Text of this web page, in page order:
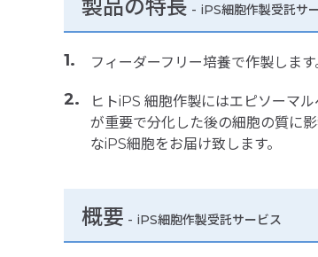
製品の特長 - iPS細胞作製受託サ
フィーダーフリー培養で作製します
ヒトiPS 細胞作製にはエピソーマ
が重要で分化した後の細胞の質に
なiPS細胞をお届け致します。
概要 - iPS細胞作製受託サービス